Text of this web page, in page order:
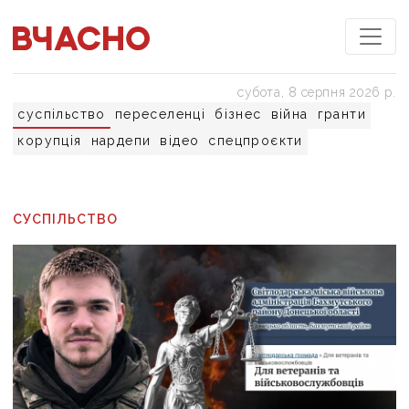
суспільство переселенці бізнес війна
гранти
корупція
нардепи відео спецпроєкти
субота, 8 серпня 2026 р.
СУСПІЛЬСТВО